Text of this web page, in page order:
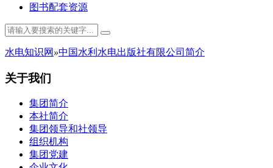
图书配套资源
水电知识网 »中国水利水电出版社有限公司简介
关于我们
集团简介
本社简介
集团领导和社领导
组织机构
集团党建